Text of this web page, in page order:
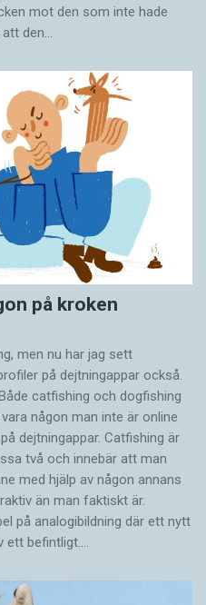
mot den som inte hade
den…
på kroken
men nu har jag sett
på dejtningappar också.
catfishing och dogfishing
någon man inte är online
dejtningappar. Catfishing är
två och innebär att man
med hjälp av någon annans
än man faktiskt är.
på analogibildning där ett nytt
ett befintligt.…